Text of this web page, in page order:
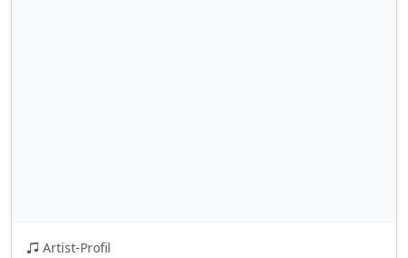
Artist-Profil